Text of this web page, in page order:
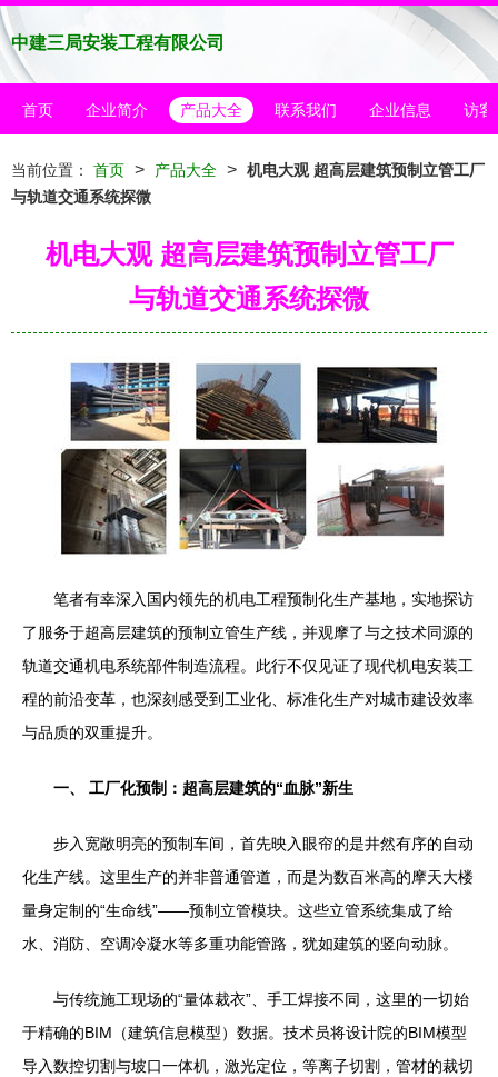
中建三局安装工程有限公司
首页 企业简介 产品大全 联系我们 企业信息 访客
当前位置： 首页 > 产品大全 > 机电大观 超高层建筑预制立管工厂
与轨道交通系统探微
机电大观 超高层建筑预制立管工厂
与轨道交通系统探微
笔者有幸深入国内领先的机电工程预制化生产基地，实地探访
了服务于超高层建筑的预制立管生产线，并观摩了与之技术同源的
轨道交通机电系统部件制造流程。此行不仅见证了现代机电安装工
程的前沿变革，也深刻感受到工业化、标准化生产对城市建设效率
与品质的双重提升。
一、 工厂化预制：超高层建筑的“血脉”新生
步入宽敞明亮的预制车间，首先映入眼帘的是井然有序的自动
化生产线。这里生产的并非普通管道，而是为数百米高的摩天大楼
量身定制的“生命线”——预制立管模块。这些立管系统集成了给
水、消防、空调冷凝水等多重功能管路，犹如建筑的竖向动脉。
与传统施工现场的“量体裁衣”、手工焊接不同，这里的一切始
于精确的BIM（建筑信息模型）数据。技术员将设计院的BIM模型
导入数控切割与坡口一体机，激光定位，等离子切割，管材的裁切